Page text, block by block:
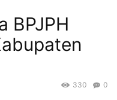
BPJPH
0
330